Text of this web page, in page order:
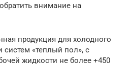
внимание на
продукция для холодного
систем «теплый пол», с
жидкости не более +450